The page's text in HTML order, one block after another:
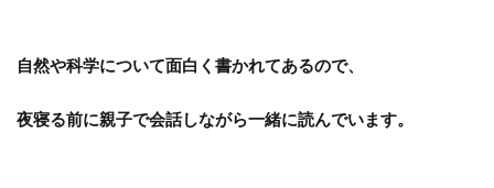
自然や科学について面白く書かれてあるので、
夜寝る前に親子で会話しながら一緒に読んでいます。